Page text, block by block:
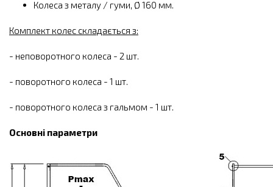
Колеса з металу / гуми, Ø 160 мм.
Комплект колес складається з:
- неповоротного колеса - 2 шт.
- поворотного колеса - 1 шт.
- поворотного колеса з гальмом - 1 шт.
Основні параметри